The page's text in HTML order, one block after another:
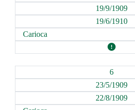
19/9/1909
19/6/1910
Carioca
6
23/5/1909
22/8/1909